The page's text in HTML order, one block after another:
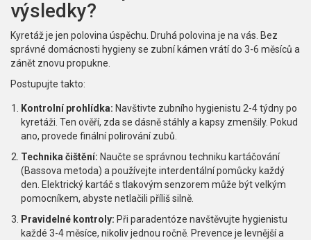
výsledky?
Kyretáž je jen polovina úspěchu. Druhá polovina je na vás. Bez
správné domácnosti hygieny se zubní kámen vrátí do 3-6 měsíců a
zánět znovu propukne.
Postupujte takto:
Kontrolní prohlídka: Navštivte zubního hygienistu 2-4 týdny po
kyretáži. Ten ověří, zda se dásně stáhly a kapsy zmenšily. Pokud
ano, provede finální polirování zubů.
Technika čištění: Naučte se správnou techniku kartáčování
(Bassova metoda) a používejte interdentální pomůcky každý
den. Elektrický kartáč s tlakovým senzorem může být velkým
pomocníkem, abyste netlačili příliš silně.
Pravidelné kontroly: Při paradentóze navštěvujte hygienistu
každé 3-4 měsíce, nikoliv jednou ročně. Prevence je levnější a